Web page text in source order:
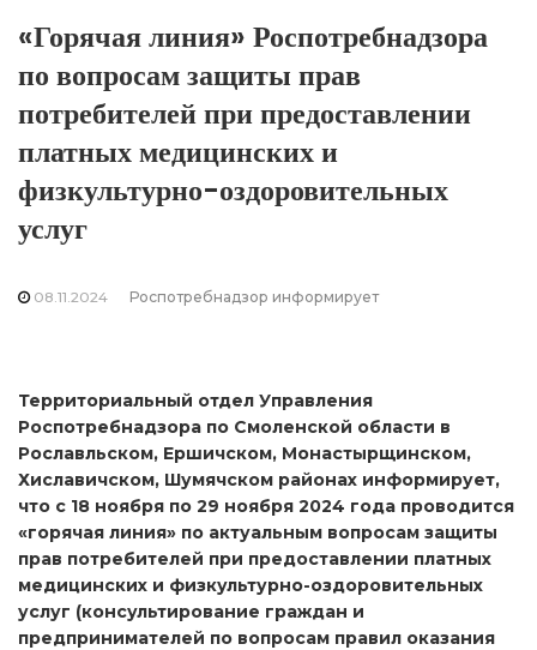
«Горячая линия» Роспотребнадзора
по вопросам защиты прав
потребителей при предоставлении
платных медицинских и
физкультурно-оздоровительных
услуг
08.11.2024 Роспотребнадзор информирует
Территориальный отдел Управления
Роспотребнадзора по Смоленской области в
Рославльском, Ершичском, Монастырщинском,
Хиславичском, Шумячском районах информирует,
что с 18 ноября по 29 ноября 2024 года проводится
«горячая линия» по актуальным вопросам защиты
прав потребителей при предоставлении платных
медицинских и физкультурно-оздоровительных
услуг (консультирование граждан и
предпринимателей по вопросам правил оказания